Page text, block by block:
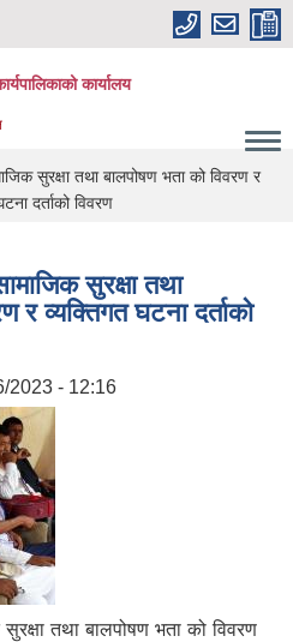
कार्यालय
सुरक्षा तथा बालपोषण भता को विवरण र
दर्ताको विवरण
सुरक्षा तथा
र व्यक्तिगत घटना दर्ताको
2023 - 12:16
तथा बालपोषण भता को विवरण